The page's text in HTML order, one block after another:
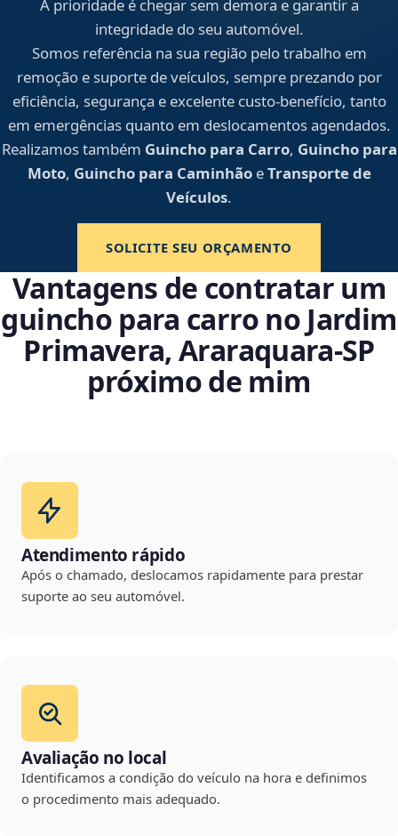
A prioridade é chegar sem demora e garantir a
integridade do seu automóvel.
Somos referência na sua região pelo trabalho em
remoção e suporte de veículos, sempre prezando por
eficiência, segurança e excelente custo-benefício, tanto
em emergências quanto em deslocamentos agendados.
Realizamos também Guincho para Carro, Guincho para
Moto, Guincho para CaminhãoeTransporte de
Veículos.
SOLICITE SEU ORÇAMENTO
Vantagens de contratar um
guincho para carro no Jardim
Primavera, Araraquara‑SP
próximo de mim
Atendimento rápido
Após o chamado, deslocamos rapidamente para prestar
suporte ao seu automóvel.
Avaliação no local
Identificamos a condição do veículo na hora e definimos
o procedimento mais adequado.